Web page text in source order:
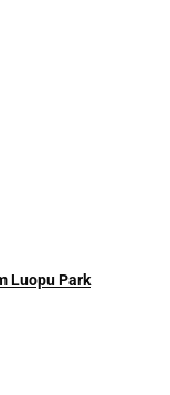
Luopu Park